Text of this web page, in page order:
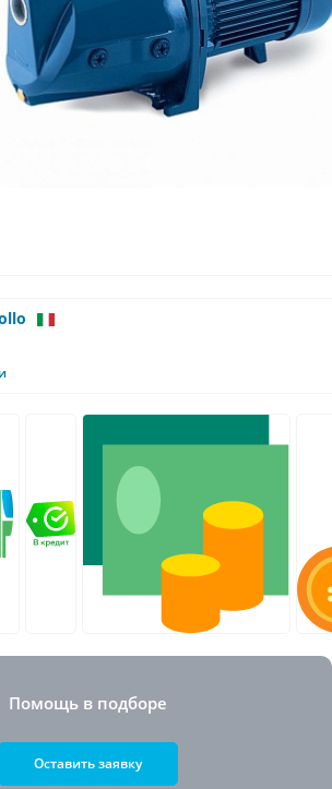
Помощь в подборе
Оставить заявку